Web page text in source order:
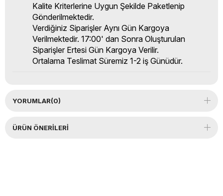
Kalite Kriterlerine Uygun Şekilde Paketlenip
Gönderilmektedir.
Verdiğiniz Siparişler Aynı Gün Kargoya
Verilmektedir. 17:00' dan Sonra Oluşturulan
Siparişler Ertesi Gün Kargoya Verilir.
Ortalama Teslimat Süremiz 1-2 iş Günüdür.
YORUMLAR(0)
ÜRÜN ÖNERILERI